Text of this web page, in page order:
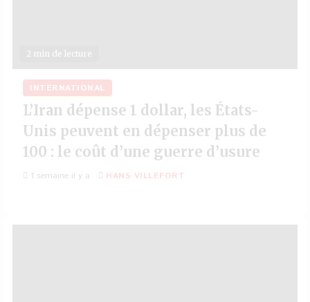
2 min de lecture
INTERNATIONAL
L’Iran dépense 1 dollar, les États-
Unis peuvent en dépenser plus de
100 : le coût d’une guerre d’usure
1 semaine il y a HANS VILLEFORT